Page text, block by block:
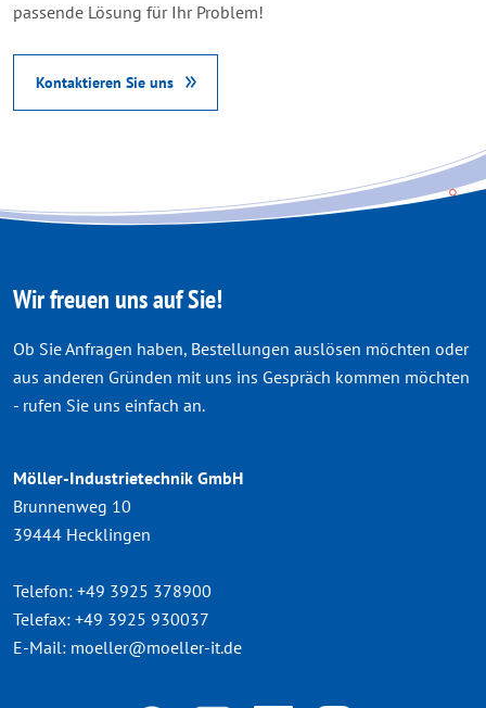
passende Lösung für Ihr Problem!
Kontaktieren Sie uns
Wir freuen uns auf Sie!
Ob Sie Anfragen haben, Bestellungen auslösen möchten oder
aus anderen Gründen mit uns ins Gespräch kommen möchten
- rufen Sie uns einfach an.
Möller-Industrietechnik GmbH
Brunnenweg 10
39444 Hecklingen
Telefon: +49 3925 378900
Telefax: +49 3925 930037
E-Mail: moeller@moeller-it.de